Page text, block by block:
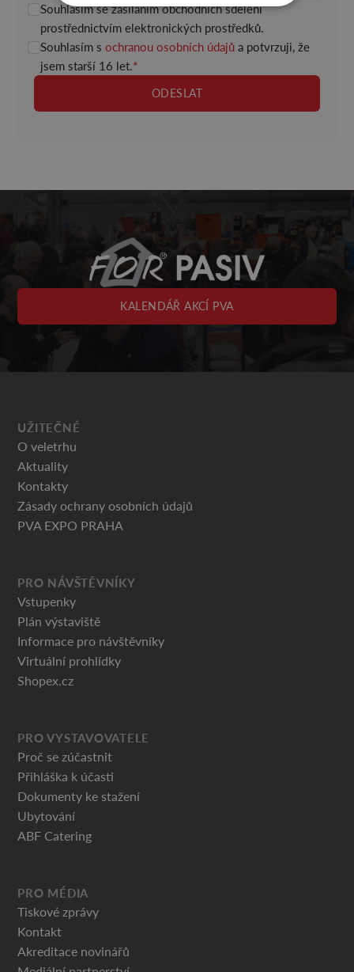
Souhlasím se zasíláním obchodních sdělení
prostřednictvím elektronických prostředků.
Souhlasím s ochranou osobních údajů a potvrzuji, že
jsem starší 16 let.*
KALENDÁŘ AKCÍ PVA
UŽITEČNÉ
O veletrhu
Aktuality
Kontakty
Zásady ochrany osobních údajů
PVA EXPO PRAHA
PRO NÁVŠTĚVNÍKY
Vstupenky
Plán výstaviště
Informace pro návštěvníky
Virtuální prohlídky
Shopex.cz
PRO VYSTAVOVATELE
Proč se zúčastnit
Přihláška k účasti
Dokumenty ke stažení
Ubytování
ABF Catering
PRO MÉDIA
Tiskové zprávy
Kontakt
Akreditace novinářů